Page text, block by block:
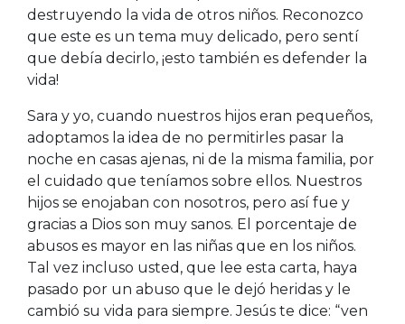
destruyendo la vida de otros niños. Reconozco
que este es un tema muy delicado, pero sentí
que debía decirlo, ¡esto también es defender la
vida!
Sara y yo, cuando nuestros hijos eran pequeños,
adoptamos la idea de no permitirles pasar la
noche en casas ajenas, ni de la misma familia, por
el cuidado que teníamos sobre ellos. Nuestros
hijos se enojaban con nosotros, pero así fue y
gracias a Dios son muy sanos. El porcentaje de
abusos es mayor en las niñas que en los niños.
Tal vez incluso usted, que lee esta carta, haya
pasado por un abuso que le dejó heridas y le
cambió su vida para siempre. Jesús te dice: “ven